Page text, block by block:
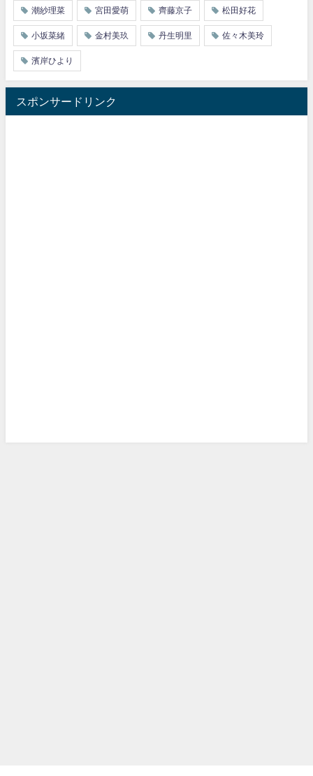
潮紗理菜 宮田愛萌 齊藤京子 松田好花
小坂菜緒 金村美玖 丹生明里 佐々木美玲
濱岸ひより
スポンサードリンク